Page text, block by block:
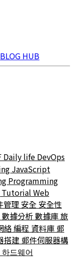
BLOG HUB
Daily life DevOps
JavaScript
Programming
Tutorial Web
管理 安全 安全性
數據分析數據庫旅
絡編程 資料庫 郵
搭建 郵件伺服器構
하드웨어